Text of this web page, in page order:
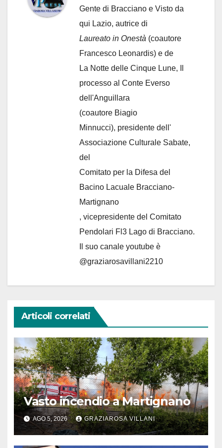
Gente di Bracciano e Visto da
qui Lazio, autrice di
Laureato in Onestà (coautore
Francesco Leonardis) e de
La Notte delle Cinque Lune, Il
processo al Conte Everso
dell'Anguillara
(coautore Biagio
Minnucci), presidente dell'
Associazione Culturale Sabate,
del
Comitato per la Difesa del
Bacino Lacuale Bracciano-
Martignano
, vicepresidente del Comitato
Pendolari Fl3 Lago di Bracciano.
Il suo canale youtube è
@graziarosavillani2210
Articoli correlati
Vasto incendio a Martignano
AGO 5, 2026 GRAZIAROSA VILLANI